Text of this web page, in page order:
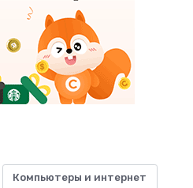
Компьютеры и интернет